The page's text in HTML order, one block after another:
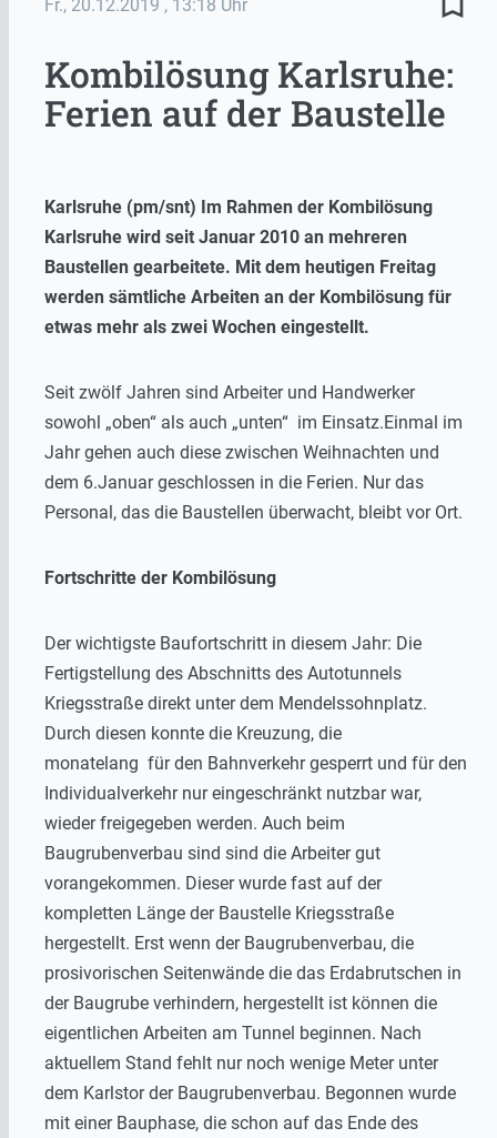
Fr., 20.12.2019 , 13:18 Uhr
Kombilösung Karlsruhe:
Ferien auf der Baustelle
Karlsruhe (pm/snt) Im Rahmen der Kombilösung
Karlsruhe wird seit Januar 2010 an mehreren
Baustellen gearbeitete. Mit dem heutigen Freitag
werden sämtliche Arbeiten an der Kombilösung für
etwas mehr als zwei Wochen eingestellt.
Seit zwölf Jahren sind Arbeiter und Handwerker
sowohl „oben“ als auch „unten“ im Einsatz.Einmal im
Jahr gehen auch diese zwischen Weihnachten und
dem 6.Januar geschlossen in die Ferien. Nur das
Personal, das die Baustellen überwacht, bleibt vor Ort.
Fortschritte der Kombilösung
Der wichtigste Baufortschritt in diesem Jahr: Die
Fertigstellung des Abschnitts des Autotunnels
Kriegsstraße direkt unter dem Mendelssohnplatz.
Durch diesen konnte die Kreuzung, die
monatelang für den Bahnverkehr gesperrt und für den
Individualverkehr nur eingeschränkt nutzbar war,
wieder freigegeben werden. Auch beim
Baugrubenverbau sind sind die Arbeiter gut
vorangekommen. Dieser wurde fast auf der
kompletten Länge der Baustelle Kriegsstraße
hergestellt. Erst wenn der Baugrubenverbau, die
prosivorischen Seitenwände die das Erdabrutschen in
der Baugrube verhindern, hergestellt ist können die
eigentlichen Arbeiten am Tunnel beginnen. Nach
aktuellem Stand fehlt nur noch wenige Meter unter
dem Karlstor der Baugrubenverbau. Begonnen wurde
mit einer Bauphase, die schon auf das Ende des